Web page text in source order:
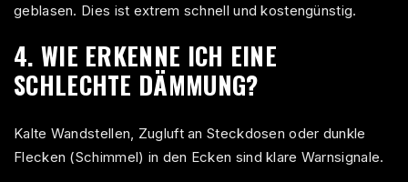
geblasen. Dies ist extrem schnell und kostengünstig.
4. WIE ERKENNE ICH EINE
SCHLECHTE DÄMMUNG?
Kalte Wandstellen, Zugluft an Steckdosen oder dunkle
Flecken (Schimmel) in den Ecken sind klare Warnsignale.